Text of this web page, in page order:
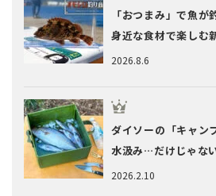
2026.8.6
「おつまみ」で魚が
身近な食材で楽しむ
2026.2.10
ダイソーの「キャン
水汲み…だけじゃな